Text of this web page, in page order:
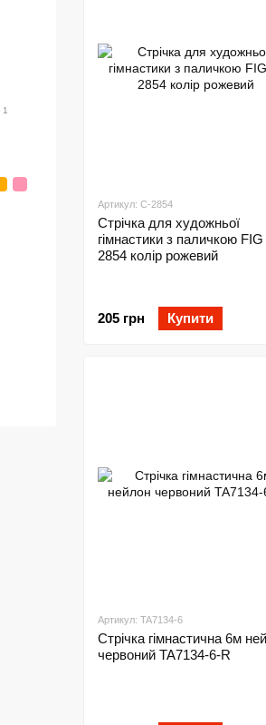
Артикул: C-2854
Стрічка для художньої
гімнастики з паличкою
2854 колір рожевий
205 грн Купити
Артикул: TA7134-6
Стрічка гімнастична 6м
червоний TA7134-6-R
1